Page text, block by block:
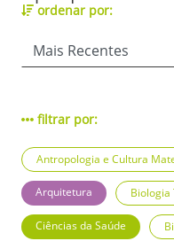
ordenar por:
filtrar por:
Antropologia e Cultura
Arquitetura
Ciências da Saúde